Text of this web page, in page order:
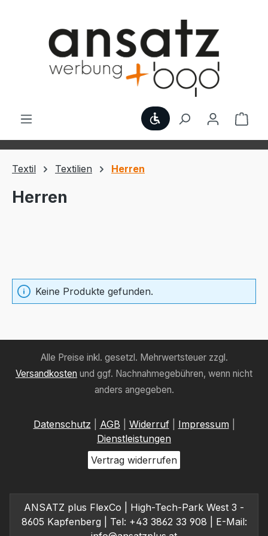
Werkzeugleiste
Textil Textilien Herren
Herren
Keine Produkte gefunden.
Alle Preise inkl. gesetzl. Mehrwertsteuer zzgl.
Versandkosten und ggf. Nachnahmegebühren, wenn nicht
anders angegeben.
Datenschutz AGB Widerruf| Impressum
Dienstleistungen
Vertrag widerrufen
ANSATZ plus FlexCo | High-Tech-Park West 3 -
8605 Kapfenberg | Tel: +43 3862 33 908 | E-Mail: